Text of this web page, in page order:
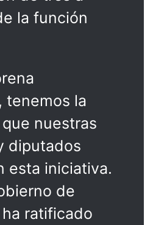
la función
tenemos la
nuestras
diputados
esta iniciativa.
de
ratificado